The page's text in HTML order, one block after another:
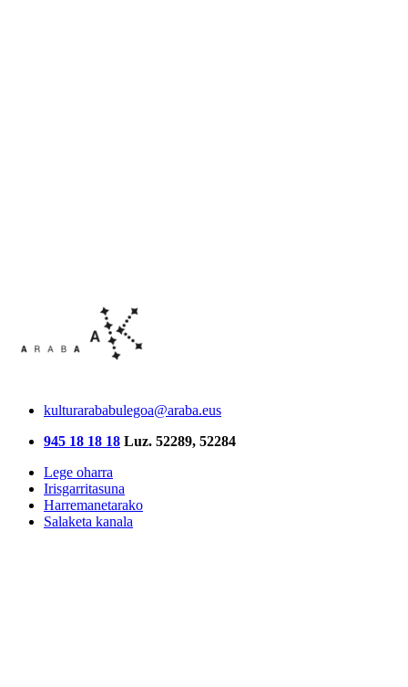
kulturarababulegoa@araba.eus
945 18 18 18 Luz. 52289, 52284
Lege oharra
Irisgarritasuna
Harremanetarako
Salaketa kanala